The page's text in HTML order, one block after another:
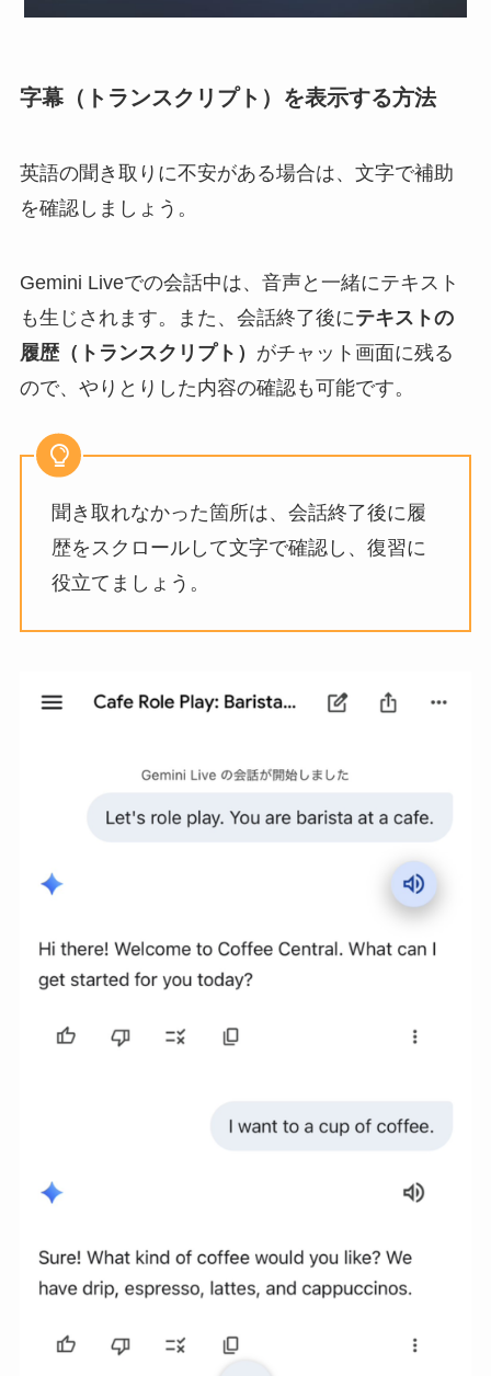
字幕（トランスクリプト）を表示する方法
英語の聞き取りに不安がある場合は、文字で補助
を確認しましょう。
Gemini Liveでの会話中は、音声と一緒にテキスト
も生じされます。また、会話終了後にテキストの
履歴（トランスクリプト） がチャット画面に残る
ので、やりとりした内容の確認も可能です。
聞き取れなかった箇所は、会話終了後に履
歴をスクロールして文字で確認し、復習に
役立てましょう。